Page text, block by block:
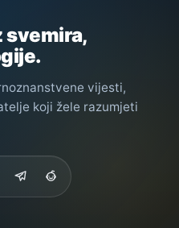
svemira,
vijesti,
koji žele razumjeti